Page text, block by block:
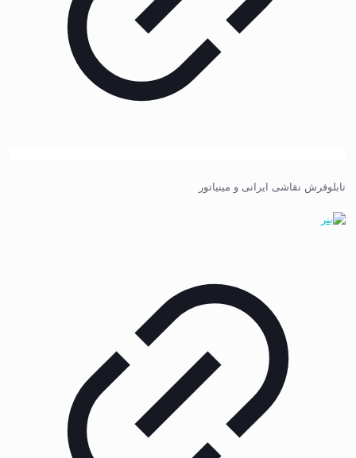
تابلوفرش نقاشی ایرانی و مینیاتور